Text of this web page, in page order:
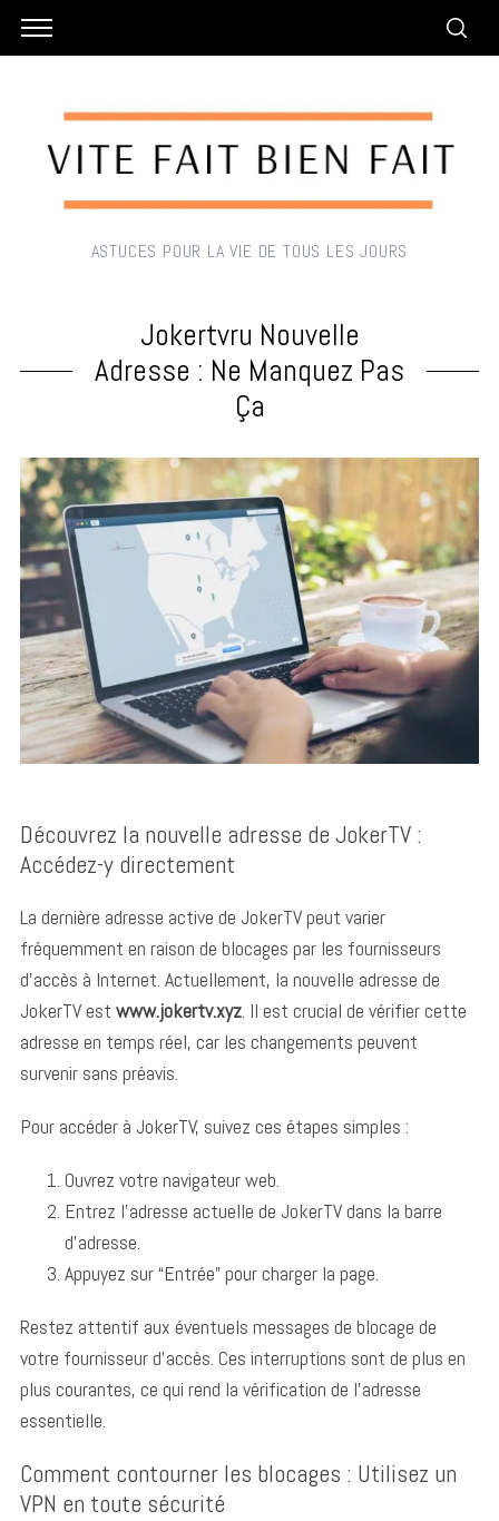
ASTUCES POUR LA VIE DE TOUS LES JOURS
Jokertvru Nouvelle
Adresse : Ne Manquez Pas
Ça
Découvrez la nouvelle adresse de JokerTV :
Accédez-y directement
La dernière adresse active de JokerTV peut varier
fréquemment en raison de blocages par les fournisseurs
d’accès à Internet. Actuellement, la nouvelle adresse de
JokerTV est www.jokertv.xyz. Il est crucial de vérifier cette
adresse en temps réel, car les changements peuvent
survenir sans préavis.
Pour accéder à JokerTV, suivez ces étapes simples :
Ouvrez votre navigateur web.
Entrez l’adresse actuelle de JokerTV dans la barre
d’adresse.
Appuyez sur “Entrée” pour charger la page.
Restez attentif aux éventuels messages de blocage de
votre fournisseur d’accès. Ces interruptions sont de plus en
plus courantes, ce qui rend la vérification de l’adresse
essentielle.
Comment contourner les blocages : Utilisez un
VPN en toute sécurité